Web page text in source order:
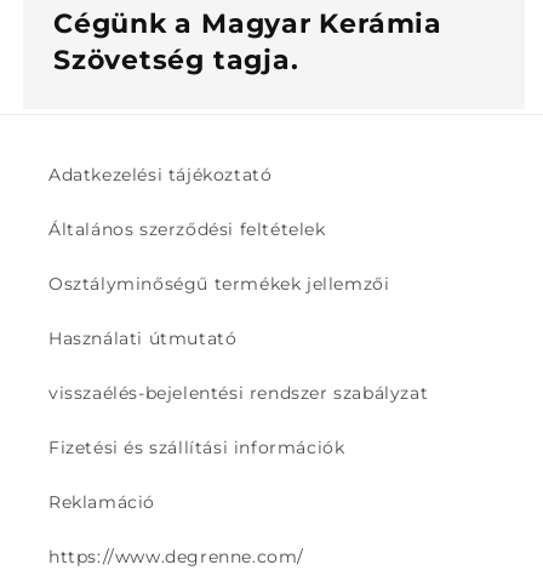
Cégünk a Magyar Kerámia
Szövetség tagja.
Adatkezelési tájékoztató
Általános szerződési feltételek
Osztályminőségű termékek jellemzői
Használati útmutató
visszaélés-bejelentési rendszer szabályzat
Fizetési és szállítási információk
Reklamáció
https://www.degrenne.com/